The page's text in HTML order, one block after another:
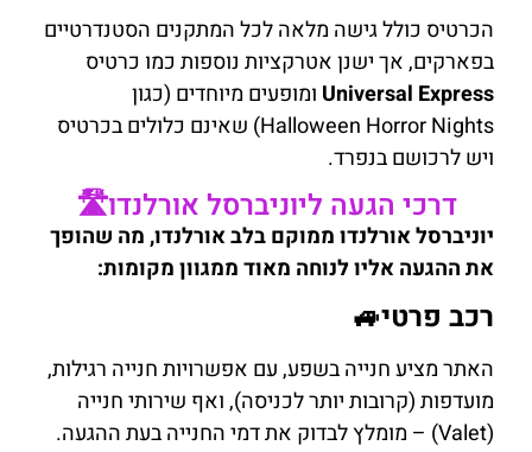
הכרטיס כולל גישה מלאה לכל המתקנים הסטנדרטיים
בפארקים, אך ישנן אטרקציות נוספות כמו כרטיס
Universal Express ומופעים מיוחדים (כגון
Halloween Horror Nights) שאינם כלולים בכרטיס
ויש לרכושם בנפרד.
דרכי הגעה ליוניברסל אורלנדו🛣️
יוניברסל אורלנדו ממוקם בלב אורלנדו, מה שהופך
את ההגעה אליו לנוחה מאוד ממגוון מקומות:
רכב פרטי🚙
האתר מציע חנייה בשפע, עם אפשרויות חנייה רגילות,
מועדפות (קרובות יותר לכניסה), ואף שירותי חנייה
(Valet) – מומלץ לבדוק את דמי החנייה בעת ההגעה.